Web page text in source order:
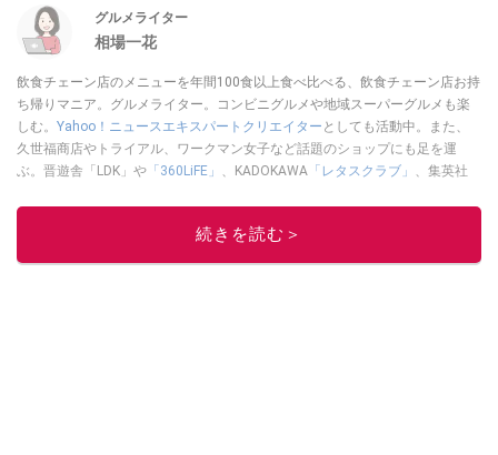
グルメライター
相場一花
飲食チェーン店のメニューを年間100食以上食べ比べる、飲食チェーン店お持
ち帰りマニア。グルメライター。コンビニグルメや地域スーパーグルメも楽
しむ。 Yahoo！ニュースエキスパートクリエイター としても活動中。また、
久世福商店やトライアル、ワークマン女子など話題のショップにも足を運
ぶ。晋遊舎「LDK」や 「360LiFE」 、KADOKAWA 「レタスクラブ」
、集英社
ルメライター、食の専門家として出演実績あり。
続きを読む＞